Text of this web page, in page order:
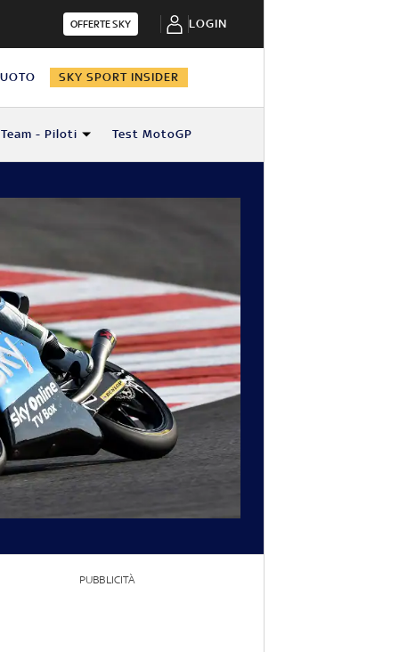
OFFERTE SKY LOGIN
SKY SPORT INSIDER
Team - Piloti Test MotoGP
PUBBLICITÀ